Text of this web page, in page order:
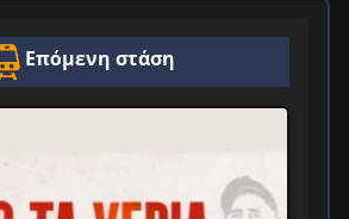
Επόμενη στάση